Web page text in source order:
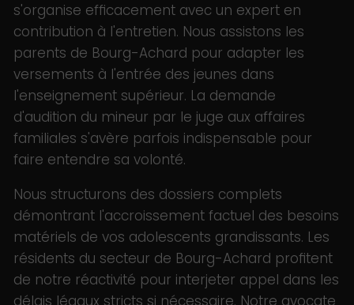
s'organise efficacement avec un expert en
contribution à l'entretien. Nous assistons les
parents de Bourg-Achard pour adapter les
versements à l'entrée des jeunes dans
l'enseignement supérieur. La demande
d'audition du mineur par le juge aux affaires
familiales s'avère parfois indispensable pour
faire entendre sa volonté.
Nous structurons des dossiers complets
démontrant l'accroissement factuel des besoins
matériels de vos adolescents grandissants. Les
résidents du secteur de Bourg-Achard profitent
de notre réactivité pour interjeter appel dans les
délais légaux stricts si nécessaire. Notre avocate